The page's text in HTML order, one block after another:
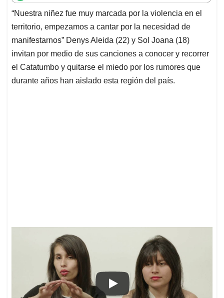
t
s
A
p
p
e
b
o
o
k
k
e
d
I
n
i
l
e
a
d
s
“Nuestra niñez fue muy marcada por la violencia en el
territorio, empezamos a cantar por la necesidad de
manifestarnos” Denys Aleida (22) y Sol Joana (18)
invitan por medio de sus canciones a conocer y recorrer
el Catatumbo y quitarse el miedo por los rumores que
durante años han aislado esta región del país.